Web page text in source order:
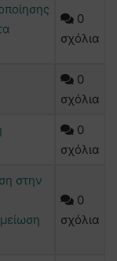
0
σχόλια
0
σχόλια
0
σχόλια
στην
0
σχόλια